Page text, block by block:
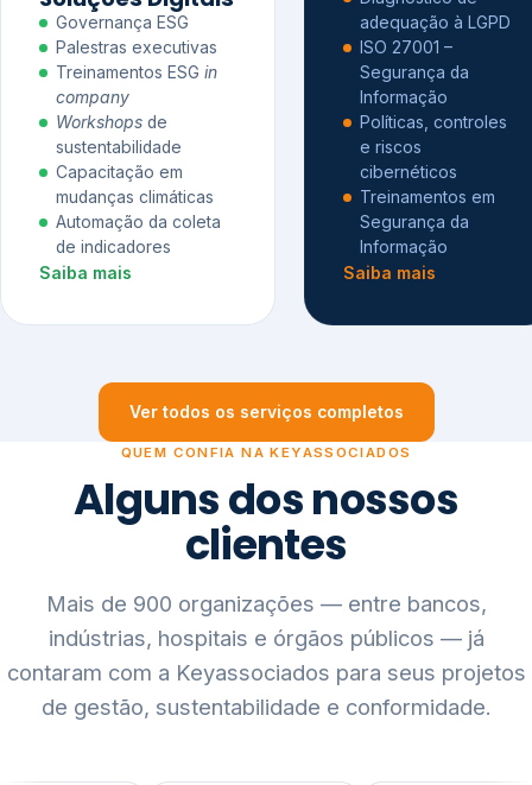
Governança ESG
Palestras executivas
Treinamentos ESG in
company
Workshops de
sustentabilidade
Capacitação em
mudanças climáticas
Automação da coleta
de indicadores
Saiba mais
adequação à LGPD
ISO 27001 –
Segurança da
Informação
Políticas, controles
e riscos
cibernéticos
Treinamentos em
Segurança da
Informação
Saiba mais
Ver todos os serviços completos
QUEM CONFIA NA KEYASSOCIADOS
Alguns dos nossos
clientes
Mais de 900 organizações — entre bancos,
indústrias, hospitais e órgãos públicos — já
contaram com a Keyassociados para seus projetos
de gestão, sustentabilidade e conformidade.